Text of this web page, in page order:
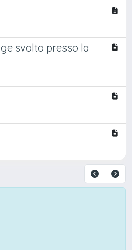
svolto presso la